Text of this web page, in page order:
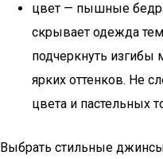
цвет — пышные
скрывает одежда
подчеркнуть
ярких оттенков. Не
цвета и пастельных
Выбрать стильные